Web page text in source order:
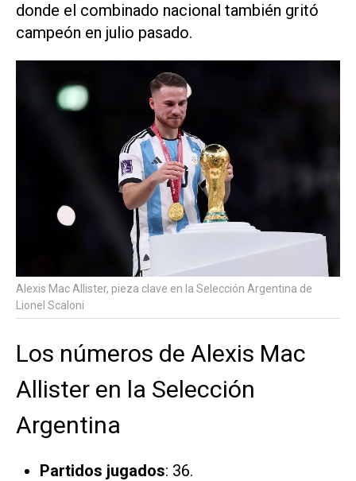
donde el combinado nacional también gritó
campeón en julio pasado.
Alexis Mac Allister, pieza clave en la Selección Argentina de
Lionel Scaloni
Los números de Alexis Mac
Allister en la Selección
Argentina
Partidos jugados: 36.